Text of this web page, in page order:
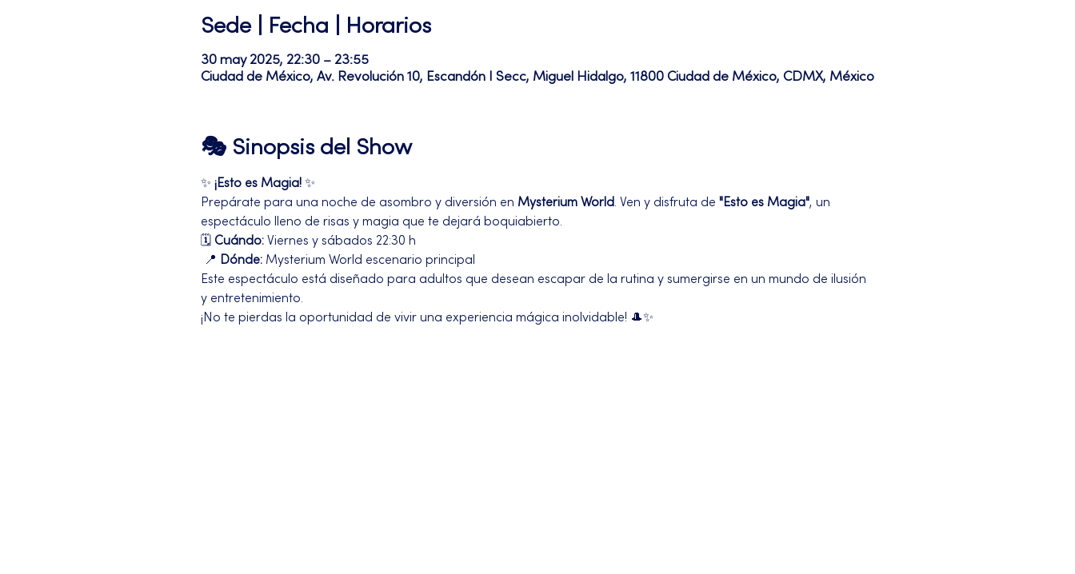
Sede | Fecha | Horarios
30 may 2025, 22:30 – 23:55
Ciudad de México, Av. Revolución 10, Escandón I Secc, Miguel Hidalgo, 11800 Ciudad de México, CDMX, México
🎭 Sinopsis del Show
✨ ¡Esto es Magia! ✨
Prepárate para una noche de asombro y diversión en Mysterium World. Ven y disfruta de "Esto es Magia", un
espectáculo lleno de risas y magia que te dejará boquiabierto.
🗓️ Cuándo: Viernes y sábados 22:30 h
📍 Dónde: Mysterium World escenario principal
Este espectáculo está diseñado para adultos que desean escapar de la rutina y sumergirse en un mundo de ilusión
y entretenimiento.
¡No te pierdas la oportunidad de vivir una experiencia mágica inolvidable! 🎩✨